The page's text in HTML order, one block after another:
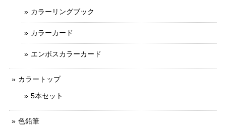
カラーリングブック
カラーカード
エンボスカラーカード
カラートップ
5本セット
色鉛筆